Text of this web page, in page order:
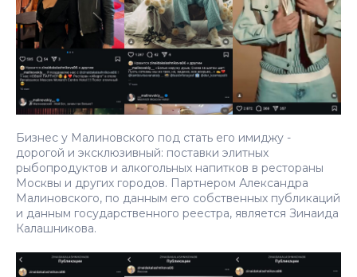
Бизнес у Малиновского под стать его имиджу -
дорогой и эксклюзивный: поставки элитных
рыбопродуктов и алкогольных напитков в рестораны
Москвы и других городов. Партнером Александра
Малиновского, по данным его собственных публикаций
и данным государственного реестра, является Зинаида
Калашникова.